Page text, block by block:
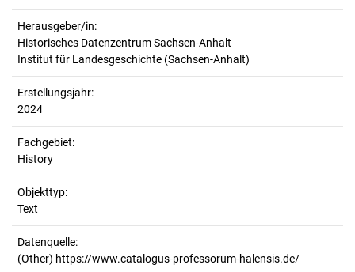
Herausgeber/in:
Historisches Datenzentrum Sachsen-Anhalt
Institut für Landesgeschichte (Sachsen-Anhalt)
Erstellungsjahr:
2024
Fachgebiet:
History
Objekttyp:
Text
Datenquelle:
(Other) https://www.catalogus-professorum-halensis.de/